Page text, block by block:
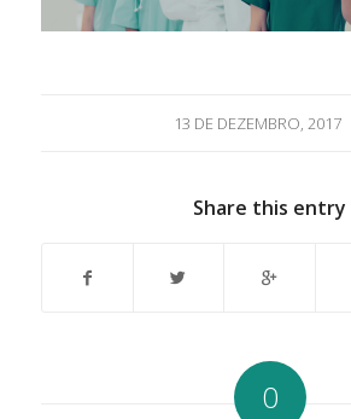
13 DE DEZEMBRO, 2017
/
Share this entry
0